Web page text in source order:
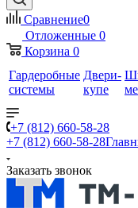
Сравнение0
Отложенные 0
Корзина 0
Гардеробные
системы
Двери-
купе
+7 (812) 660-58-28
+7 (812) 660-58-28
Заказать звонок